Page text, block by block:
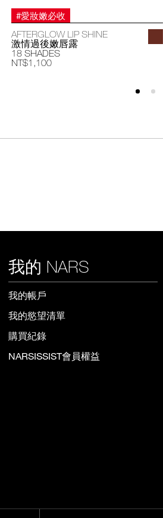
#愛妝嫩必收
AFTERGLOW LIP SHINE
激情過後嫩唇露
18 SHADES
NT$1,100
我的 NARS
我的帳戶
我的慾望清單
購買紀錄
NARSISSIST會員權益